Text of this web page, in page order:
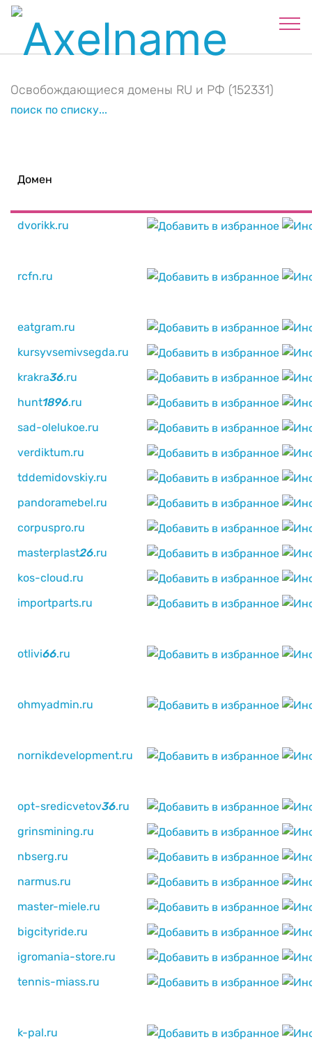
Освобождающиеся домены RU и РФ (152331)
поиск по списку...
Домен
dvorikk.ru
rcfn.ru
eatgram.ru
kursyvsemivsegda.ru
krakra36.ru
hunt1896.ru
sad-olelukoe.ru
verdiktum.ru
tddemidovskiy.ru
pandoramebel.ru
corpuspro.ru
masterplast26.ru
kos-cloud.ru
importparts.ru
otlivi66.ru
ohmyadmin.ru
nornikdevelopment.ru
opt-sredicvetov36.ru
grinsmining.ru
nbserg.ru
narmus.ru
master-miele.ru
bigcityride.ru
igromania-store.ru
tennis-miass.ru
k-pal.ru